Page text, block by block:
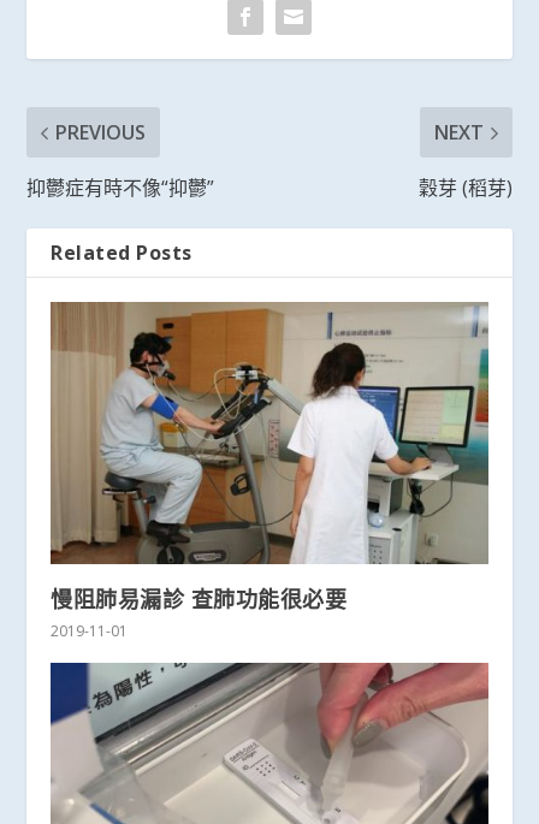
PREVIOUS
抑鬱症有時不像“抑鬱”
NEXT
穀芽 (稻芽)
Related Posts
慢阻肺易漏診 查肺功能很必要
2019-11-01